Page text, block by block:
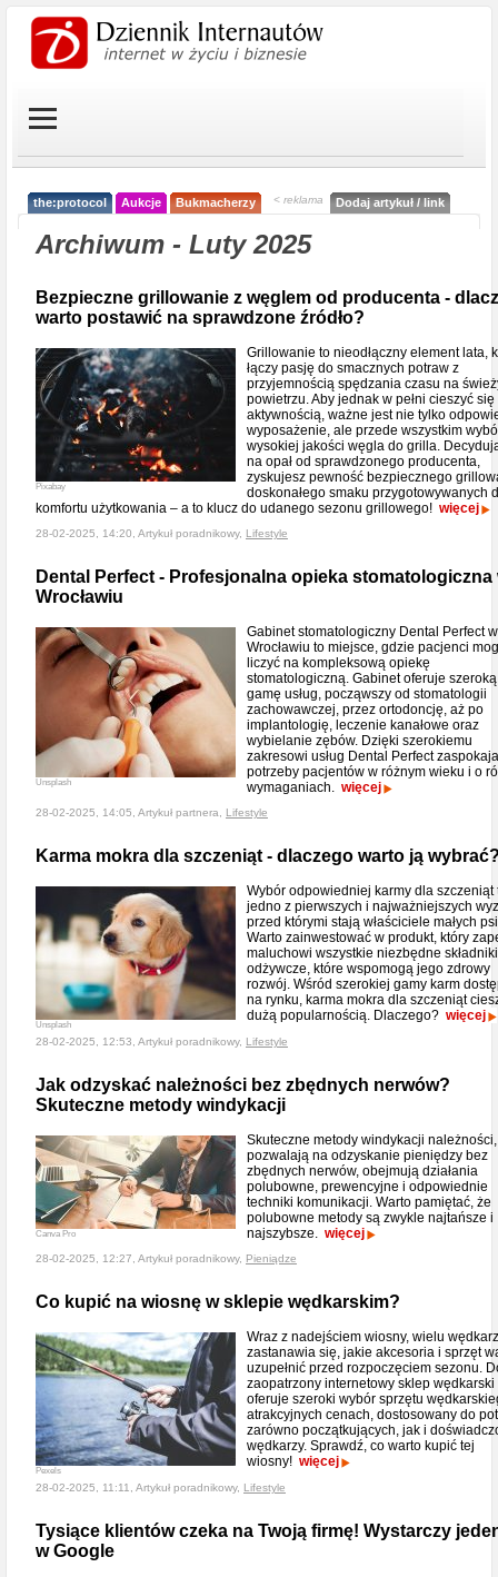
the:protocol Aukcje Bukmacherzy < reklama Dodaj artykuł / link
Archiwum - Luty 2025
Bezpieczne grillowanie z węglem od producenta -
warto postawić na sprawdzone źródło?
Pixabay
Grillowanie to nieodłączny element lata,
łączy pasję do smacznych potraw z
przyjemnością spędzania czasu na
powietrzu. Aby jednak w pełni cieszyć się
aktywnością, ważne jest nie tylko
wyposażenie, ale przede wszystkim
wysokiej jakości węgla do grilla.
na opał od sprawdzonego producenta,
zyskujesz pewność bezpiecznego
doskonałego smaku przygotowywanych
komfortu użytkowania – a to klucz do udanego sezonu grillowego! więcej
28-02-2025, 14:20, Artykuł poradnikowy, Lifestyle
Dental Perfect - Profesjonalna opieka stomatologiczna
Wrocławiu
Unsplash
Gabinet stomatologiczny Dental Perfect
Wrocławiu to miejsce, gdzie pacjenci
liczyć na kompleksową opiekę
stomatologiczną. Gabinet oferuje szeroką
gamę usług, począwszy od stomatologii
zachowawczej, przez ortodoncję, aż po
implantologię, leczenie kanałowe oraz
wybielanie zębów. Dzięki szerokiemu
zakresowi usług Dental Perfect zaspokaja
potrzeby pacjentów w różnym wieku i o
wymaganiach. więcej
28-02-2025, 14:05, Artykuł partnera, Lifestyle
Karma mokra dla szczeniąt - dlaczego warto ją
Unsplash
Wybór odpowiedniej karmy dla szczeniąt
jedno z pierwszych i najważniejszych
przed którymi stają właściciele małych
Warto zainwestować w produkt, który
maluchowi wszystkie niezbędne składniki
odżywcze, które wspomogą jego zdrowy
rozwój. Wśród szerokiej gamy karm
na rynku, karma mokra dla szczeniąt
dużą popularnością. Dlaczego? więcej
28-02-2025, 12:53, Artykuł poradnikowy, Lifestyle
Jak odzyskać należności bez zbędnych nerwów?
Skuteczne metody windykacji
Canva Pro
Skuteczne metody windykacji
pozwalają na odzyskanie pieniędzy bez
zbędnych nerwów, obejmują działania
polubowne, prewencyjne i odpowiednie
techniki komunikacji. Warto pamiętać, że
polubowne metody są zwykle najtańsze i
najszybsze. więcej
28-02-2025, 12:27, Artykuł poradnikowy, Pieniądze
Co kupić na wiosnę w sklepie wędkarskim?
Pexels
Wraz z nadejściem wiosny, wielu
zastanawia się, jakie akcesoria i sprzęt
uzupełnić przed rozpoczęciem sezonu.
zaopatrzony internetowy sklep wędkarski
oferuje szeroki wybór sprzętu
atrakcyjnych cenach, dostosowany do
zarówno początkujących, jak i
wędkarzy. Sprawdź, co warto kupić tej
wiosny! więcej
28-02-2025, 11:11, Artykuł poradnikowy, Lifestyle
Tysiące klientów czeka na Twoją firmę! Wystarczy
w Google